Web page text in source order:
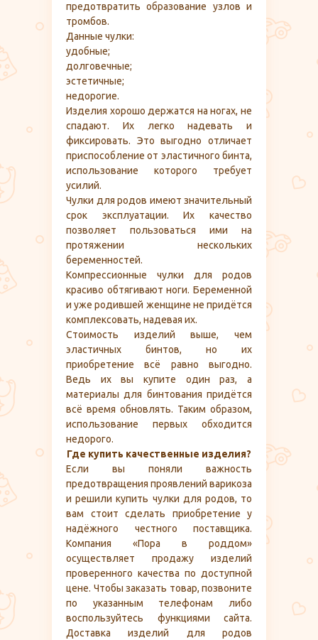
предотвратить образование узлов и
тромбов.
Данные чулки:
удобные;
долговечные;
эстетичные;
недорогие.
Изделия хорошо держатся на ногах, не
спадают. Их легко надевать и
фиксировать. Это выгодно отличает
приспособление от эластичного бинта,
использование которого требует
усилий.
Чулки для родов имеют значительный
срок эксплуатации. Их качество
позволяет пользоваться ими на
протяжении нескольких
беременностей.
Компрессионные чулки для родов
красиво обтягивают ноги. Беременной
и уже родившей женщине не придётся
комплексовать, надевая их.
Стоимость изделий выше, чем
эластичных бинтов, но их
приобретение всё равно выгодно.
Ведь их вы купите один раз, а
материалы для бинтования придётся
всё время обновлять. Таким образом,
использование первых обходится
недорого.
Где купить качественные изделия?
Если вы поняли важность
предотвращения проявлений варикоза
и решили купить чулки для родов, то
вам стоит сделать приобретение у
надёжного честного поставщика.
Компания «Пора в роддом»
осуществляет продажу изделий
проверенного качества по доступной
цене. Чтобы заказать товар, позвоните
по указанным телефонам либо
воспользуйтесь функциями сайта.
Доставка изделий для родов